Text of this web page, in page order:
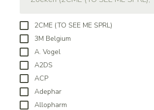
2CME (TO SEE ME SPRL)
3M Belgium
A. Vogel
A2DS
ACP
Adephar
Allopharm